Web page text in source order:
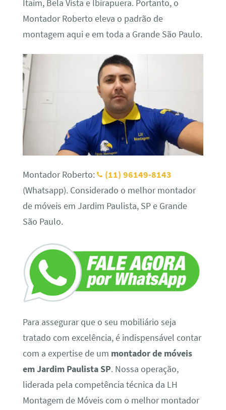
Itaim, Bela Vista e Ibirapuera. Portanto, o
Montador Roberto eleva o padrão de
montagem aqui e em toda a Grande São Paulo.
Montador Roberto:
(11) 96149-8143
(Whatsapp). Considerado o melhor montador
de móveis em Jardim Paulista, SP e Grande
São Paulo.
Para assegurar que o seu mobiliário seja
tratado com excelência, é indispensável contar
com a expertise de um montador de móveis
em Jardim Paulista SP. Nossa operação,
liderada pela competência técnica da LH
Montagem de Móveis com o melhor montador